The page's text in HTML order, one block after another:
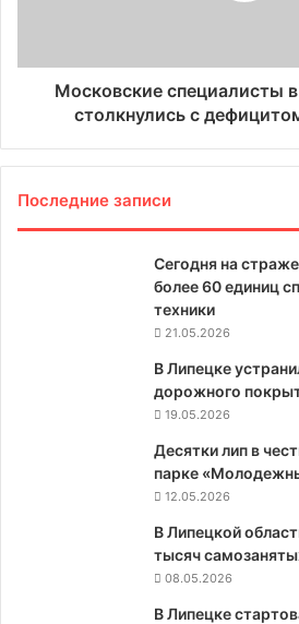
Московские специалисты
столкнулись с
Последние записи
Сегодня на
более 60 единиц
техники
21.05.2026
В Липецке
дорожного
19.05.2026
Десятки лип в
парке
12.05.2026
В Липецкой
тысяч
08.05.2026
В Липецке